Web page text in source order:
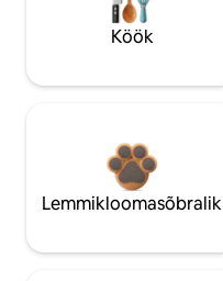
Köök
Lemmikloomasõbralik